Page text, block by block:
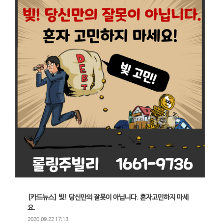
[카드뉴스] 빚! 당신만의 잘못이 아닙니다. 혼자고민하지 마세
요.
2020.09.22 17:13